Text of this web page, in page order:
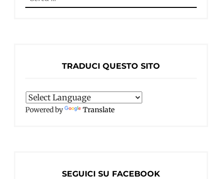
per:
TRADUCI QUESTO SITO
Powered by Translate
SEGUICI SU FACEBOOK